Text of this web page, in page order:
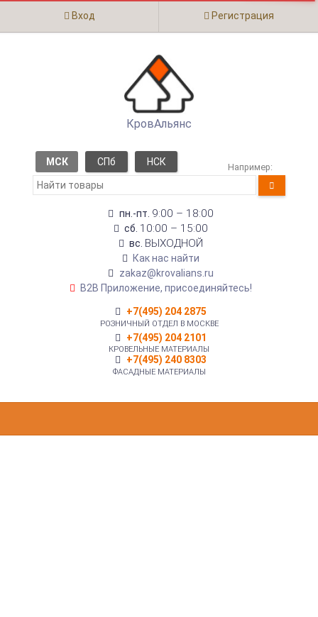
Вход Регистрация
КровАльянс
МСК СПб НСК Например:
пн.-пт. 9:00 – 18:00
сб. 10:00 – 15:00
вс. ВЫХОДНОЙ
Как нас найти
zakaz@krovalians.ru
B2B Приложение, присоединяйтесь!
+7(495) 204 2875
РОЗНИЧНЫЙ ОТДЕЛ В МОСКВЕ
+7(495) 204 2101
КРОВЕЛЬНЫЕ МАТЕРИАЛЫ
+7(495) 240 8303
ФАСАДНЫЕ МАТЕРИАЛЫ